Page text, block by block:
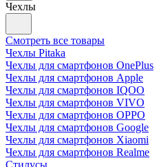
Чехлы
Смотреть все товары
Чехлы Pitaka
Чехлы для смартфонов OnePlus
Чехлы для смартфонов Apple
Чехлы для смартфонов IQOO
Чехлы для смартфонов VIVO
Чехлы для смартфонов OPPO
Чехлы для смартфонов Google
Чехлы для смартфонов Xiaomi
Чехлы для смартфонов Realme
Стилусы